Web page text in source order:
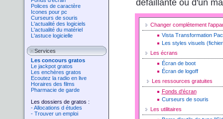
Polices de caractère
Icones pour pc
Curseurs de souris
L'actualité des logiciels
L'actualité du matériel
L'astuce logicielle
Services
Les concours gratos
Le jackpot gratos
Les enchères gratos
Ecoutez la radio en live
Horaires des films
Pharmacie de garde
Les dossiers de gratos :
- Allocations d études
- Trouver un emploi
défaillante ou d'un
Changer complètement
Vista Transformation
Les styles visuels
Les écrans
Écran de boot
Écran de logoff
Les ressources gratuites
Fonds d'écran
Curseurs de souris
Les utilitaires